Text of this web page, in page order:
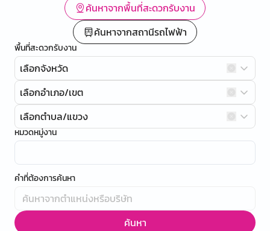
ค้นหาจากพื้นที่สะดวกรับงาน
ค้นหาจากสถานีรถไฟฟ้า
พื้นที่สะดวกรับงาน
เลือกจังหวัด
เลือกอำเภอ/เขต
เลือกตำบล/แขวง
หมวดหมู่งาน
คำที่ต้องการค้นหา
ค้นหา